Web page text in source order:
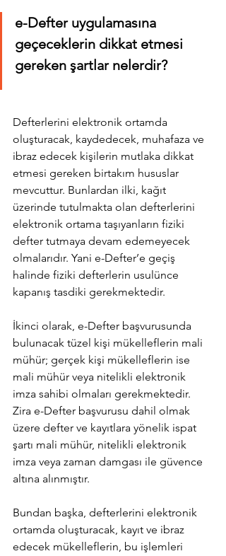
e-Defter uygulamasına
geçeceklerin dikkat etmesi
gereken şartlar nelerdir?
Defterlerini elektronik ortamda
oluşturacak, kaydedecek, muhafaza ve
ibraz edecek kişilerin mutlaka dikkat
etmesi gereken birtakım hususlar
mevcuttur. Bunlardan ilki, kağıt
üzerinde tutulmakta olan defterlerini
elektronik ortama taşıyanların fiziki
defter tutmaya devam edemeyecek
olmalarıdır. Yani e-Defter’e geçiş
halinde fiziki defterlerin usulünce
kapanış tasdiki gerekmektedir.
İkinci olarak, e-Defter başvurusunda
bulunacak tüzel kişi mükelleflerin mali
mühür; gerçek kişi mükelleflerin ise
mali mühür veya nitelikli elektronik
imza sahibi olmaları gerekmektedir.
Zira e-Defter başvurusu dahil olmak
üzere defter ve kayıtlara yönelik ispat
şartı mali mühür, nitelikli elektronik
imza veya zaman damgası ile güvence
altına alınmıştır.
Bundan başka, defterlerini elektronik
ortamda oluşturacak, kayıt ve ibraz
edecek mükelleflerin, bu işlemleri